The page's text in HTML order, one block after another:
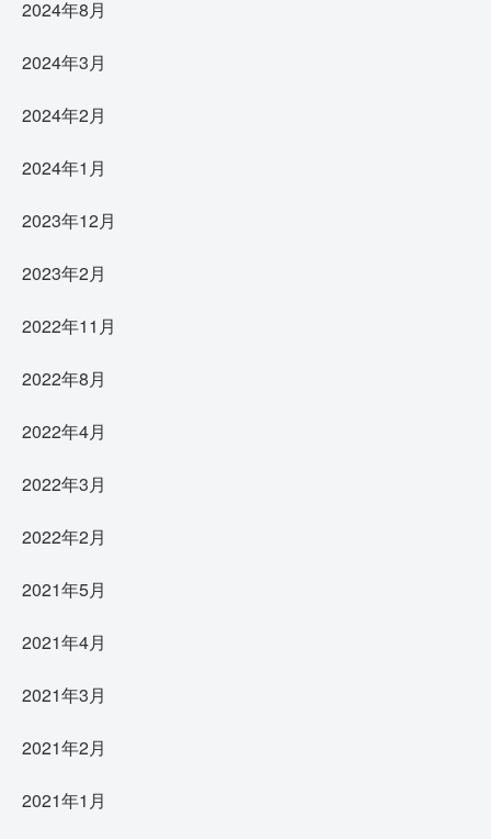
2024年8月
2024年3月
2024年2月
2024年1月
2023年12月
2023年2月
2022年11月
2022年8月
2022年4月
2022年3月
2022年2月
2021年5月
2021年4月
2021年3月
2021年2月
2021年1月